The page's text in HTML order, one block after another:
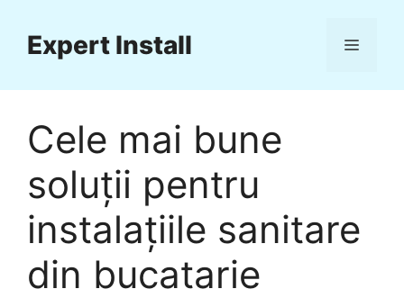
conținutExpert Install Meniu
Cele mai bune
soluţii pentru
instalaţiile sanitare
din bucatarie